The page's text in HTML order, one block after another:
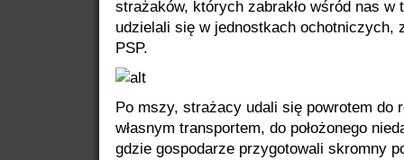
strażaków, których zabrakło wśród nas
udzielali się w jednostkach ochotniczych,
PSP.
Po mszy, strażacy udali się powrotem do
własnym transportem, do położonego
gdzie gospodarze przygotowali skromny